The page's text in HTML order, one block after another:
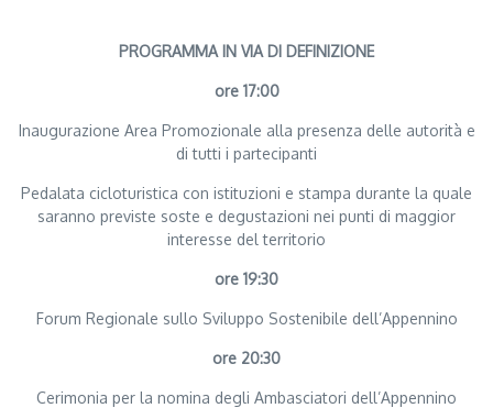
PROGRAMMA IN VIA DI DEFINIZIONE
ore 17:00
Inaugurazione Area Promozionale alla presenza delle autorità e
di tutti i partecipanti
Pedalata cicloturistica con istituzioni e stampa durante la quale
saranno previste soste e degustazioni nei punti di maggior
interesse del territorio
ore 19:30
Forum Regionale sullo Sviluppo Sostenibile dell’Appennino
ore 20:30
Cerimonia per la nomina degli Ambasciatori dell’Appennino